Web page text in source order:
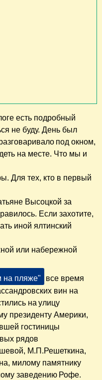
есть подробный
не буду. День был
под окном,
на месте. Что мы и
Для тех, кто в первый
Высоцкой за
Если захотите,
иной ялтинский
или набережной
на пляже"
все время
вин на
на улицу
президенту Америки,
гостиницы
рядов
М.П.Решеткина,
милому памятнику
заведению Рофе.